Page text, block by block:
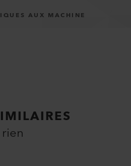
AUX MACHINE